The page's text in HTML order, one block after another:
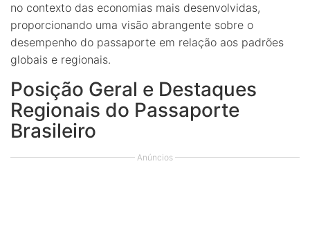
no contexto das economias mais desenvolvidas,
proporcionando uma visão abrangente sobre o
desempenho do passaporte em relação aos padrões
globais e regionais.
Posição Geral e Destaques
Regionais do Passaporte
Brasileiro
Anúncios